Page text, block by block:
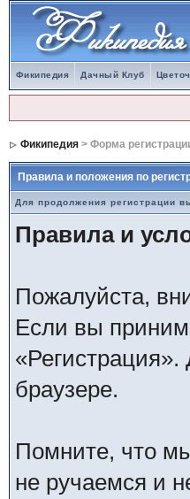
Фикипедия Дачный Клуб
Фикипедия> Форма
Правила и положения по
Для продолжения регистрации
Правила и
Пожалуйста,
Если вы
браузере.
Помните, что
не ручаемся и